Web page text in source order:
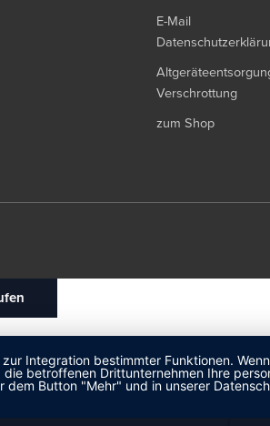
E-Mail
Verschrottung
zum Shop
Integration bestimmter Funktionen.
betroffenen Drittunternehmen Ihre
Button "Mehr" und in unserer